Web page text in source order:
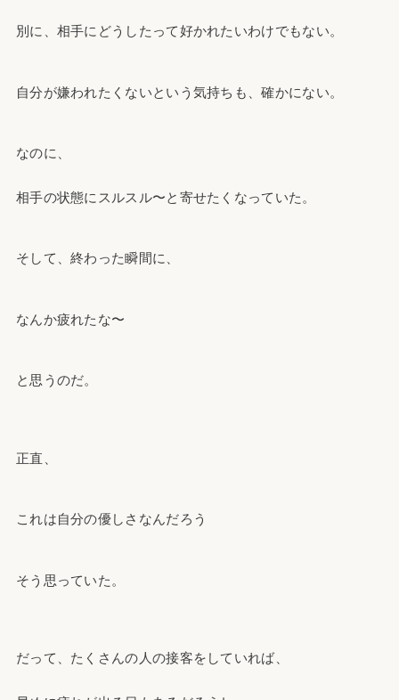
別に、相手にどうしたって好かれたいわけでもない。
自分が嫌われたくないという気持ちも、確かにない。
なのに、
相手の状態にスルスル〜と寄せたくなっていた。
そして、終わった瞬間に、
なんか疲れたな〜
と思うのだ。
正直、
これは自分の優しさなんだろう
そう思っていた。
だって、たくさんの人の接客をしていれば、